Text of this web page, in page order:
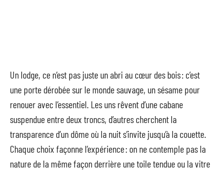
Un lodge, ce n’est pas juste un abri au cœur des bois : c’est
une porte dérobée sur le monde sauvage, un sésame pour
renouer avec l’essentiel. Les uns rêvent d’une cabane
suspendue entre deux troncs, d’autres cherchent la
transparence d’un dôme où la nuit s’invite jusqu’à la couette.
Chaque choix façonne l’expérience : on ne contemple pas la
nature de la même façon derrière une toile tendue ou la vitre